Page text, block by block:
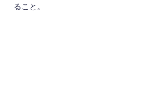
ること。